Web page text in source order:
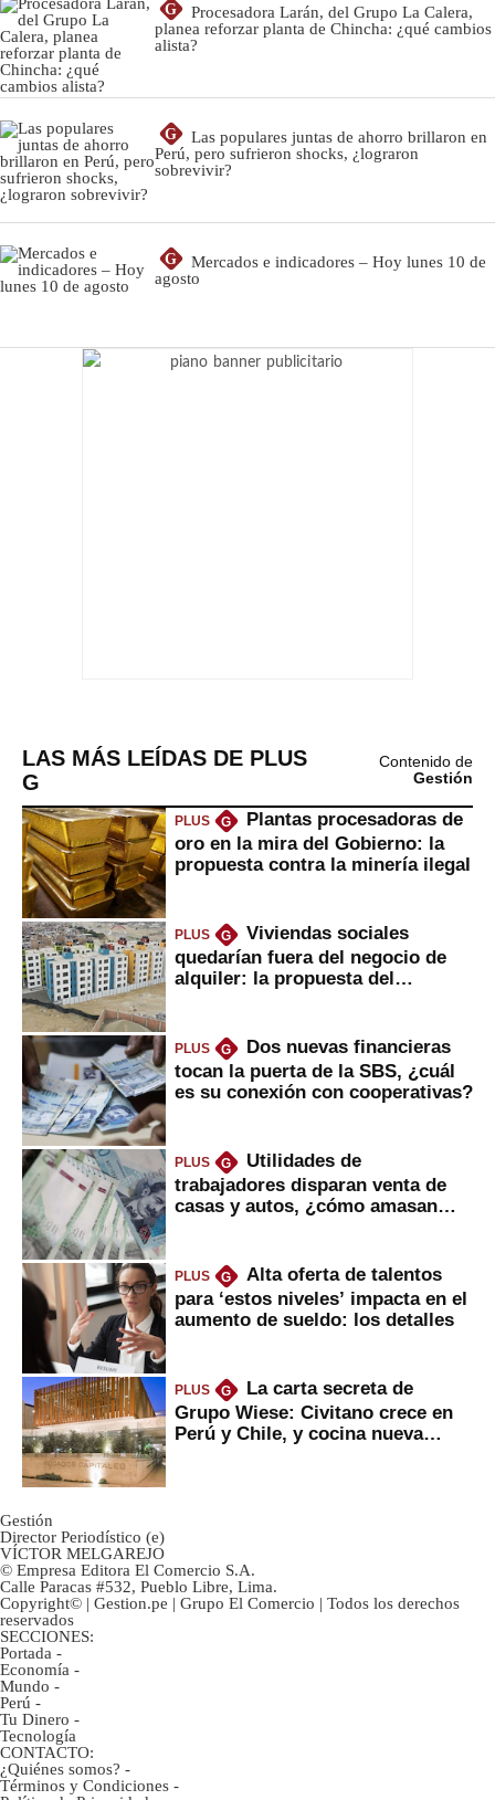
G
Procesadora Larán, del Grupo La Calera,
planea reforzar planta de Chincha: ¿qué cambios
alista?
G
Las populares juntas de ahorro brillaron en
Perú, pero sufrieron shocks, ¿lograron
sobrevivir?
G
Mercados e indicadores – Hoy lunes 10 de
agosto
LAS MÁS LEÍDAS DE PLUS
G
Contenido de
Gestión
PLUS G
Plantas procesadoras de
oro en la mira del Gobierno: la
propuesta contra la minería ilegal
PLUS G
Viviendas sociales
quedarían fuera del negocio de
alquiler: la propuesta del
PLUS G
Dos nuevas financieras
tocan la puerta de la SBS, ¿cuál
es su conexión con cooperativas?
PLUS G
Utilidades de
trabajadores disparan venta de
casas y autos, ¿cómo amasan
PLUS G
Alta oferta de talentos
para ‘estos niveles’ impacta en el
aumento de sueldo: los detalles
PLUS G
La carta secreta de
Grupo Wiese: Civitano crece en
Perú y Chile, y cocina nueva
Gestión
Director Periodístico (e)
VÍCTOR MELGAREJO
© Empresa Editora El Comercio S.A.
Calle Paracas #532, Pueblo Libre, Lima.
Copyright© | Gestion.pe | Grupo El Comercio | Todos los derechos
reservados
SECCIONES:
Portada -
Economía -
Mundo -
Perú -
Tu Dinero -
Tecnología
CONTACTO:
¿Quiénes somos? -
Términos y Condiciones -